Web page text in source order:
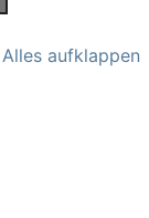
suchen
Alles aufklappen